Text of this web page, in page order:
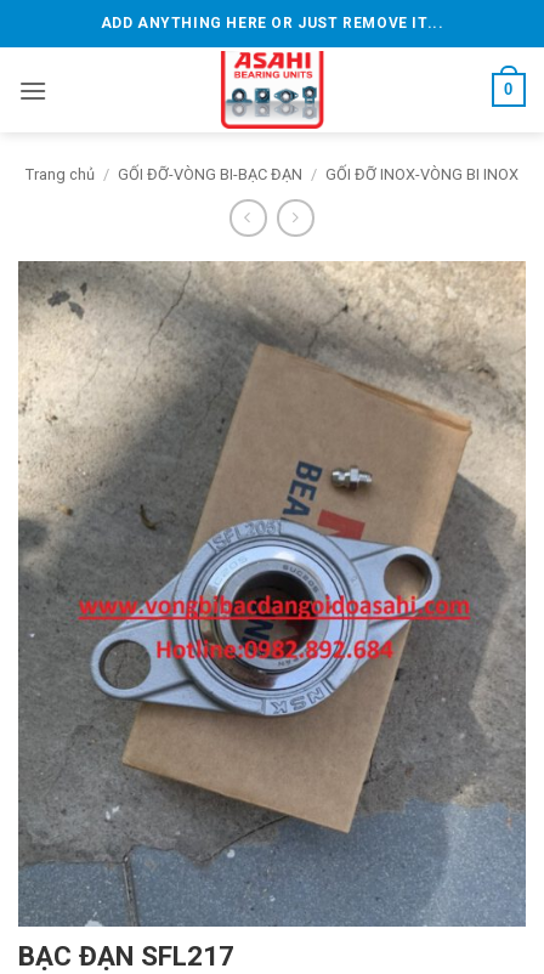
qua
dung
ADD ANYTHING HERE OR JUST REMOVE IT...
0
Trang chủ / GỐI ĐỠ-VÒNG BI-BẠC ĐẠN / GỐI ĐỠ INOX-VÒNG BI INOX
BẠC ĐẠN SFL217